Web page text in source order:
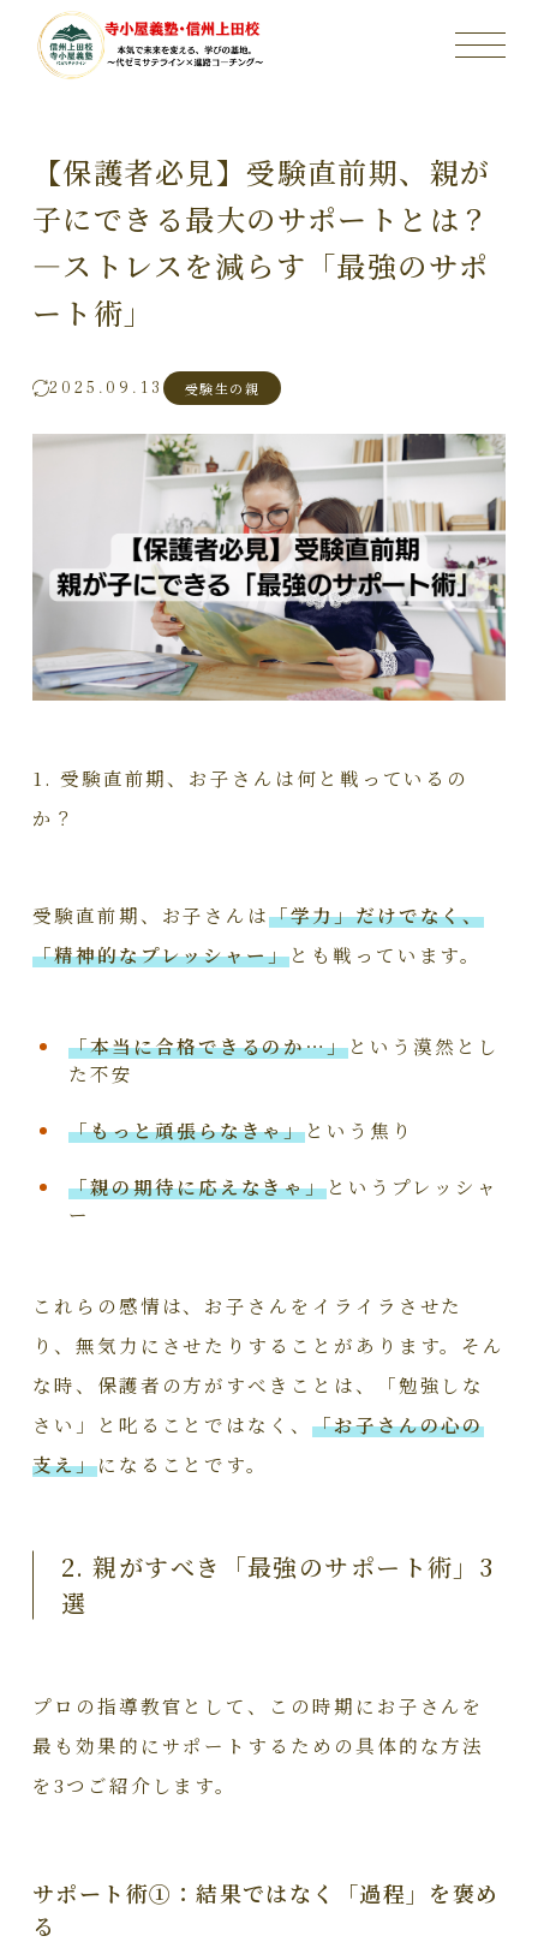
【保護者必見】受験直前期、親が
子にできる最大のサポートとは？
―ストレスを減らす「最強のサポ
ート術」
2025.09.13 受験生の親
1. 受験直前期、お子さんは何と戦っているの
か？
受験直前期、お子さんは「学力」だけでなく、
「精神的なプレッシャー」とも戦っています。
「本当に合格できるのか…」という漠然とし
た不安
「もっと頑張らなきゃ」という焦り
「親の期待に応えなきゃ」というプレッシャ
ー
これらの感情は、お子さんをイライラさせた
り、無気力にさせたりすることがあります。そん
な時、保護者の方がすべきことは、「勉強しな
さい」と叱ることではなく、 「お子さんの心の
支え」になることです。
2. 親がすべき「最強のサポート術」3
選
プロの指導教官として、この時期にお子さんを
最も効果的にサポートするための具体的な方法
を3つご紹介します。
サポート術①：結果ではなく「過程」を褒め
る